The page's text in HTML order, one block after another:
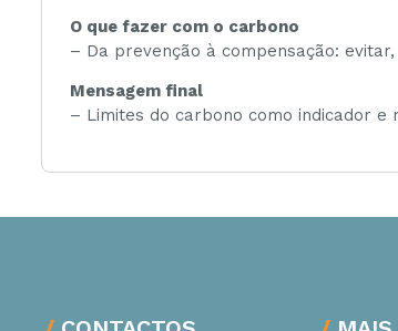
O que fazer com o carbono
– Da prevenção à compensação:
Mensagem final
– Limites do carbono como indicador e